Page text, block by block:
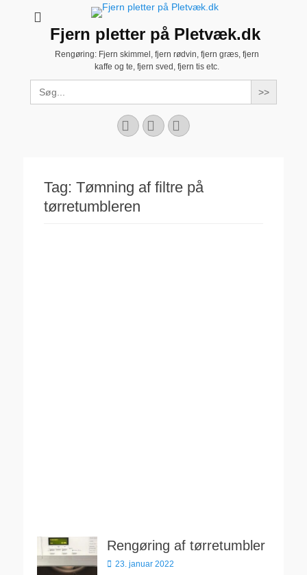
Fjern pletter på Pletvæk.dk
Rengøring: Fjern skimmel, fjern rødvin, fjern græs, fjern
kaffe og te, fjern sved, fjern tis etc.
Search
for:
Facebook
YouTubeInstagram
Tag: Tømning af filtre på
tørretumbleren
Rengøring af tørretumbler
Udgivet
23. januar 2022